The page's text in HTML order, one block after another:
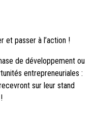
et passer à l’action !
de développement ou
entrepreneuriales :
sur leur stand